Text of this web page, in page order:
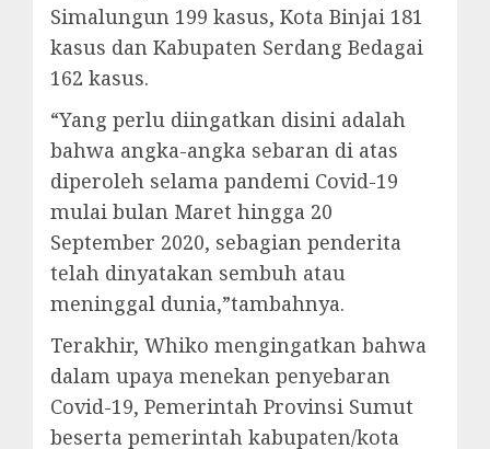
Simalungun 199 kasus, Kota Binjai 181
kasus dan Kabupaten Serdang Bedagai
162 kasus.
“Yang perlu diingatkan disini adalah
bahwa angka-angka sebaran di atas
diperoleh selama pandemi Covid-19
mulai bulan Maret hingga 20
September 2020, sebagian penderita
telah dinyatakan sembuh atau
meninggal dunia,”tambahnya.
Terakhir, Whiko mengingatkan bahwa
dalam upaya menekan penyebaran
Covid-19, Pemerintah Provinsi Sumut
beserta pemerintah kabupaten/kota